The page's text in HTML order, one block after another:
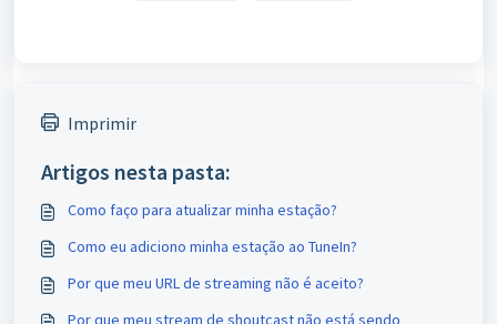
Imprimir
Artigos nesta pasta:
Como faço para atualizar minha estação?
Como eu adiciono minha estação ao TuneIn?
Por que meu URL de streaming não é aceito?
Por que meu stream de shoutcast não está sendo